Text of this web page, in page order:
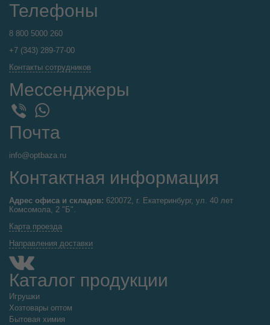
Телефоны
8 800 5000 260
+7 (343) 289-77-00
Контакты сотрудников
Мессенджеры
WhatsApp
Почта
info@optbaza.ru
Контактная информация
Адрес офиса и складов: 620072, г. Екатеринбург, ул. 40 лет
Комсомола, 2 "Б".
Карта проезда
Направления доставки
Каталог продукции
Игрушки
Хозтовары оптом
Бытовая химия